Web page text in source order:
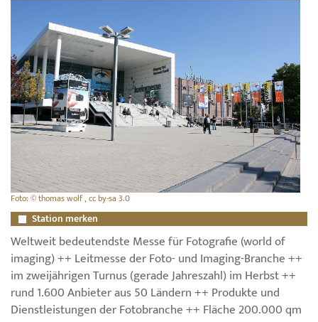
Foto: © thomas wolf , cc by-sa 3.0
Station merken
Weltweit bedeutendste Messe für Fotografie (world of
imaging) ++ Leitmesse der Foto- und Imaging-Branche ++
im zweijährigen Turnus (gerade Jahreszahl) im Herbst ++
rund 1.600 Anbieter aus 50 Ländern ++ Produkte und
Dienstleistungen der Fotobranche ++ Fläche 200.000 qm